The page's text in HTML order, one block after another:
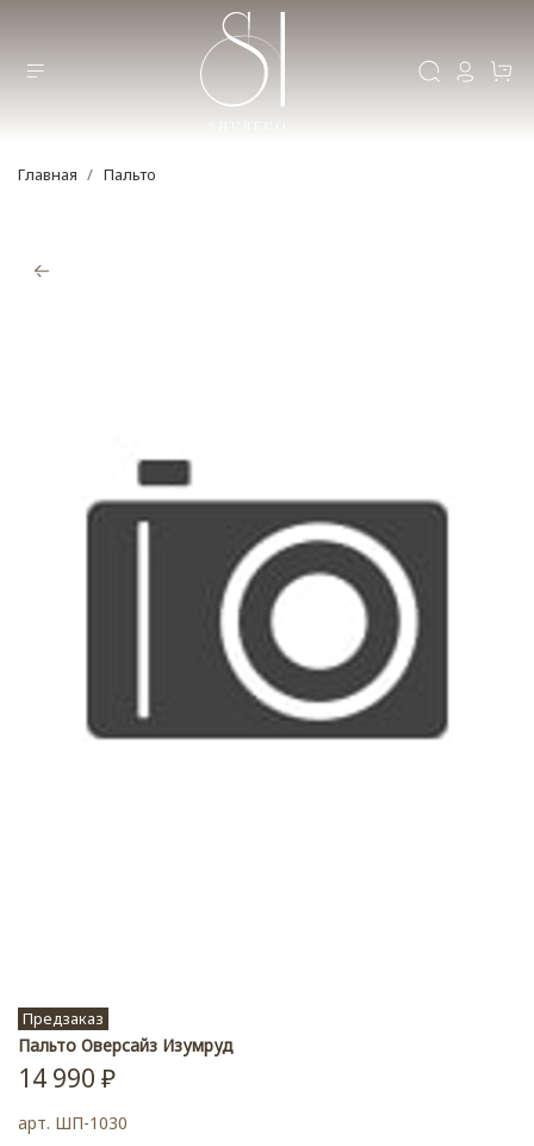
Главная Пальто
Предзаказ
Пальто Оверсайз Изумруд
арт. ШП-1030
14 990 ₽